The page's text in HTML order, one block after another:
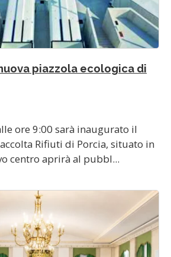
piazzola ecologica di
ore 9:00 sarà inaugurato il
Rifiuti di Porcia, situato in
centro aprirà al pubbl...